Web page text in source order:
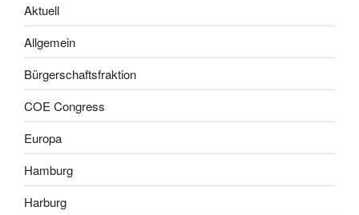
Aktuell
Allgemein
Bürgerschaftsfraktion
COE Congress
Europa
Hamburg
Harburg